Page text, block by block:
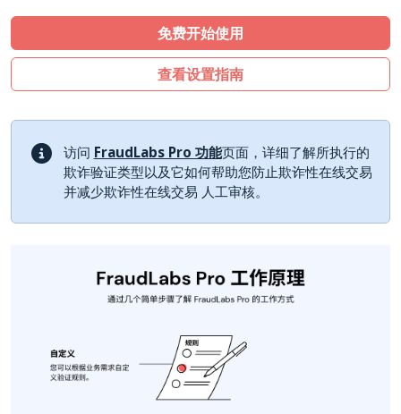
Sylius
免费开始使用
查看设置指南
访问 FraudLabs Pro 功能页面，详细了解所执行的
欺诈验证类型以及它如何帮助您防止欺诈性在线交易
并减少欺诈性在线交易 人工审核。